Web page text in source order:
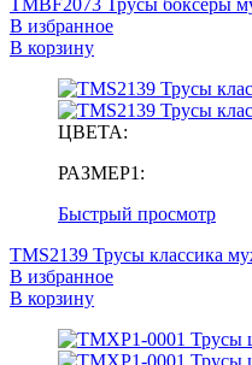
В избранное
В корзину
ЦВЕТА:
РАЗМЕР1:
Быстрый просмотр
TMS2139 Трусы классика
В избранное
В корзину